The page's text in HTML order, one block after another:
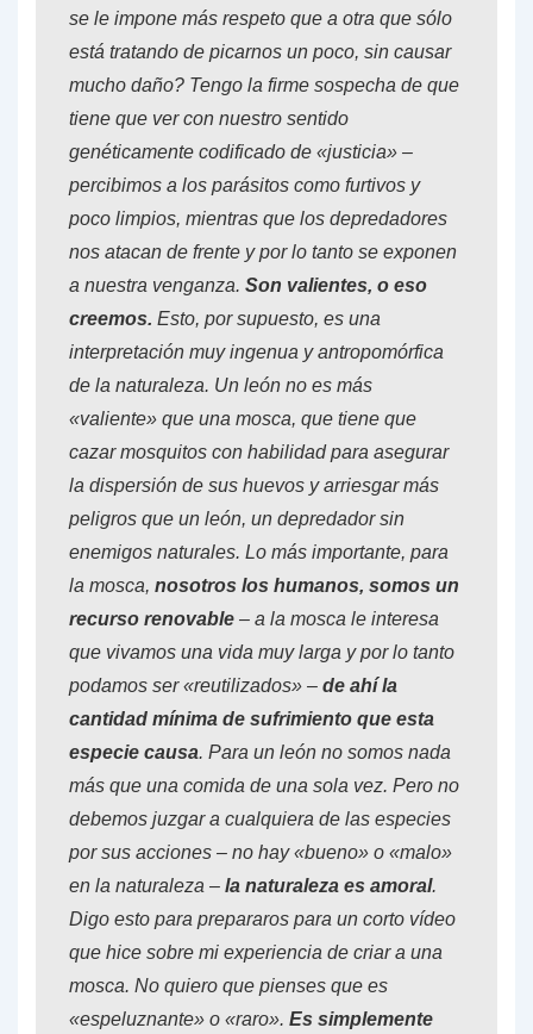
se le impone más respeto que a otra que sólo
está tratando de picarnos un poco, sin causar
mucho daño? Tengo la firme sospecha de que
tiene que ver con nuestro sentido
genéticamente codificado de «justicia» –
percibimos a los parásitos como furtivos y
poco limpios, mientras que los depredadores
nos atacan de frente y por lo tanto se exponen
a nuestra venganza. Son valientes, o eso
creemos. Esto, por supuesto, es una
interpretación muy ingenua y antropomórfica
de la naturaleza. Un león no es más
«valiente» que una mosca, que tiene que
cazar mosquitos con habilidad para asegurar
la dispersión de sus huevos y arriesgar más
peligros que un león, un depredador sin
enemigos naturales. Lo más importante, para
la mosca, nosotros los humanos, somos un
recurso renovable – a la mosca le interesa
que vivamos una vida muy larga y por lo tanto
podamos ser «reutilizados» – de ahí la
cantidad mínima de sufrimiento que esta
especie causa. Para un león no somos nada
más que una comida de una sola vez. Pero no
debemos juzgar a cualquiera de las especies
por sus acciones – no hay «bueno» o «malo»
en la naturaleza – la naturaleza es amoral.
Digo esto para prepararos para un corto vídeo
que hice sobre mi experiencia de criar a una
mosca. No quiero que pienses que es
«espeluznante» o «raro». Es simplemente